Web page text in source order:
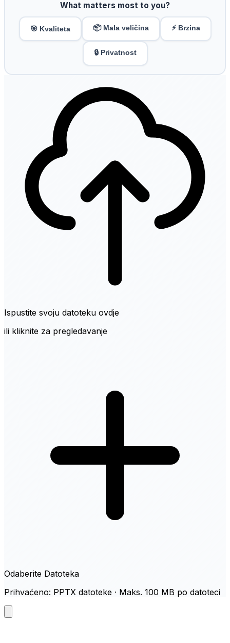
What matters most to you?
🎯 Kvaliteta 📦 Mala veličina ⚡ Brzina
🔒 Privatnost
Ispustite svoju datoteku ovdje
ili kliknite za pregledavanje
Odaberite Datoteka
Prihvaćeno: PPTX datoteke · Maks. 100 MB po datoteci